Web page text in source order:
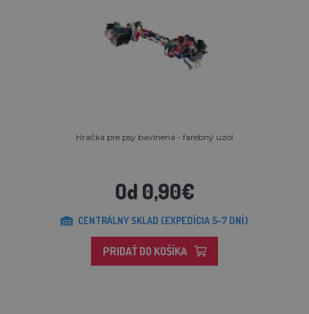
Hračka pre psy bavlnená - farebný uzol
Od 0,90€
CENTRÁLNY SKLAD (EXPEDÍCIA 5-7 DNÍ)
PRIDAŤ DO KOŠÍKA